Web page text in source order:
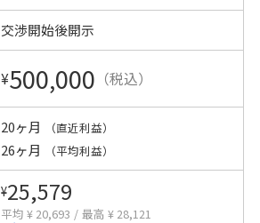
交渉開始後開示
¥500,000 （税込）
20ヶ月 （直近利益）
26ヶ月 （平均利益）
¥25,579
平均 ¥ 20,693 / 最高 ¥ 28,121